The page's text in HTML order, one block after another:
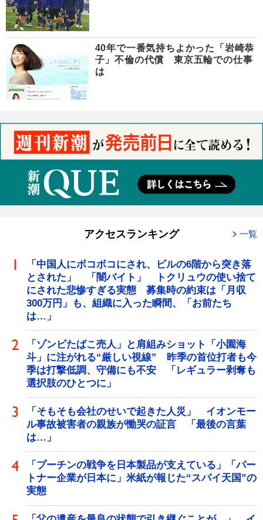
40年で一番気持ちよかった「岩崎恭
子」不倫の代償 東京五輪での仕事
は
アクセスランキング 一覧
「中国人にボコボコにされ、ビルの6階から突き落
とされた」 「闇バイト」 トクリュウの使い捨て
にされた悲惨すぎる実態 募集時の約束は「月収
300万円」も、組織に入った瞬間、「お前たち
は…」
「ゾンビたばこ売人」と肩組みショット「小園海
斗」に注がれる“厳しい視線” 昨季の首位打者も今
季は打撃低調、守備にも不安 「レギュラー剥奪も
選択肢のひとつに」
「そもそも会社のせいで起きた人災」 イオンモー
ル事故被害者の親族が慟哭の証言 「最後の言葉
は…」
「プーチンの戦争を日本製品が支えている」「パー
トナー企業が日本に」米紙が報じた“スパイ天国”の
実態